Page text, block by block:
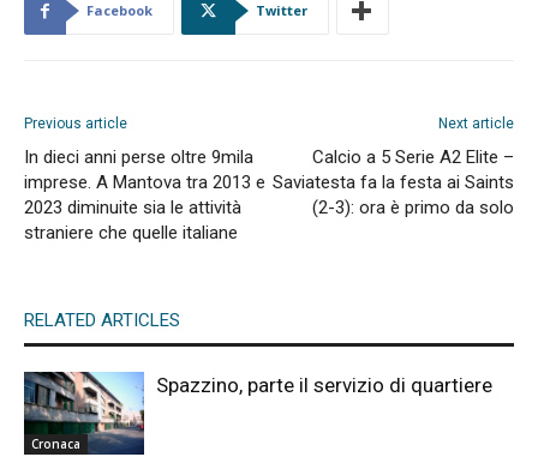
Facebook Twitter
Previous article
In dieci anni perse oltre 9mila
imprese. A Mantova tra 2013 e
2023 diminuite sia le attività
straniere che quelle italiane
Next article
Calcio a 5 Serie A2 Elite –
Saviatesta fa la festa ai Saints
(2-3): ora è primo da solo
RELATED ARTICLES
Cronaca
Spazzino, parte il servizio di quartiere